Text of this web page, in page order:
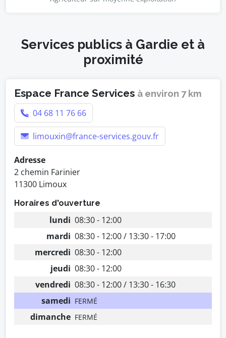
Services publics à Gardie et à
proximité
Espace France Services à environ 7 km
04 68 11 76 66
limouxin@france-services.gouv.fr
Adresse
2 chemin Farinier
11300 Limoux
Horaires d'ouverture
lundi 08:30 - 12:00
mardi 08:30 - 12:00 / 13:30 - 17:00
mercredi 08:30 - 12:00
jeudi 08:30 - 12:00
vendredi 08:30 - 12:00 / 13:30 - 16:30
samedi FERMÉ
dimanche FERMÉ